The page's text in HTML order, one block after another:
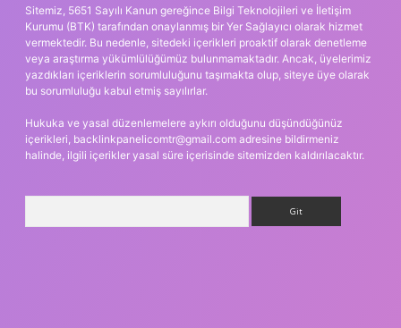
Sitemiz, 5651 Sayılı Kanun gereğince Bilgi Teknolojileri ve İletişim
Kurumu (BTK) tarafından onaylanmış bir Yer Sağlayıcı olarak hizmet
vermektedir. Bu nedenle, sitedeki içerikleri proaktif olarak denetleme
veya araştırma yükümlülüğümüz bulunmamaktadır. Ancak, üyelerimiz
yazdıkları içeriklerin sorumluluğunu taşımakta olup, siteye üye olarak
bu sorumluluğu kabul etmiş sayılırlar.
Hukuka ve yasal düzenlemelere aykırı olduğunu düşündüğünüz
içerikleri, backlinkpanelicomtr@gmail.com adresine bildirmeniz
halinde, ilgili içerikler yasal süre içerisinde sitemizden kaldırılacaktır.